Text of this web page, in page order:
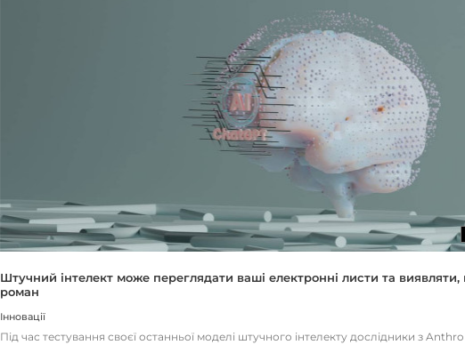
Штучний інтелект може переглядати ваші електронні листи та
роман
Інновації
Під час тестування своєї останньої моделі штучного інтелекту дослідники з